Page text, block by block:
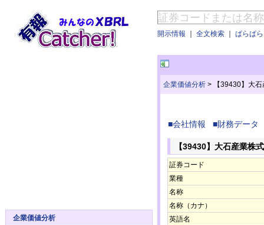
開示情報 ｜ 全文検索 ｜ ぱらぱ
企業価値分析 > 【39430】大
■会社情報 ■財務データ
【39430】大石産業株
証券コード
業種
名称
名称（カナ）
英語名
企業価値分析